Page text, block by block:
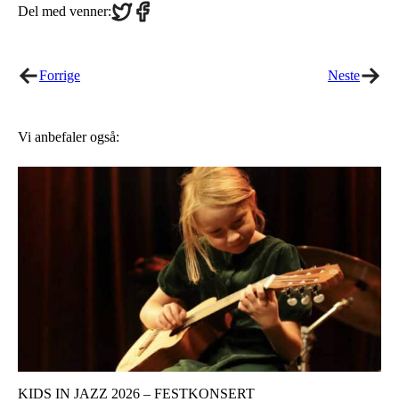
Del med venner:Share
on
Share
on
Forrige Neste
Vi anbefaler også:
KIDS IN JAZZ 2026 – FESTKONSERT